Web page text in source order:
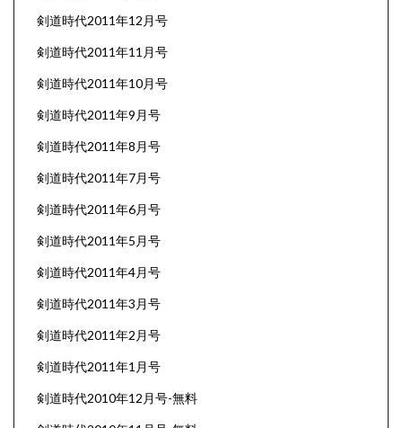
剣道時代2011年12月号
剣道時代2011年11月号
剣道時代2011年10月号
剣道時代2011年9月号
剣道時代2011年8月号
剣道時代2011年7月号
剣道時代2011年6月号
剣道時代2011年5月号
剣道時代2011年4月号
剣道時代2011年3月号
剣道時代2011年2月号
剣道時代2011年1月号
剣道時代2010年12月号-無料